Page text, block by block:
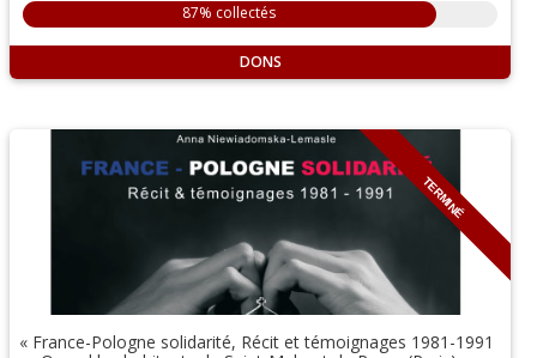
87% collectés
DONS
TERMINÉ
« France-Pologne solidarité, Récit et témoignages 1981-1991